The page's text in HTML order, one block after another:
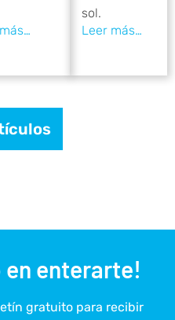
sol.
en enterarte!
gratuito para recibir